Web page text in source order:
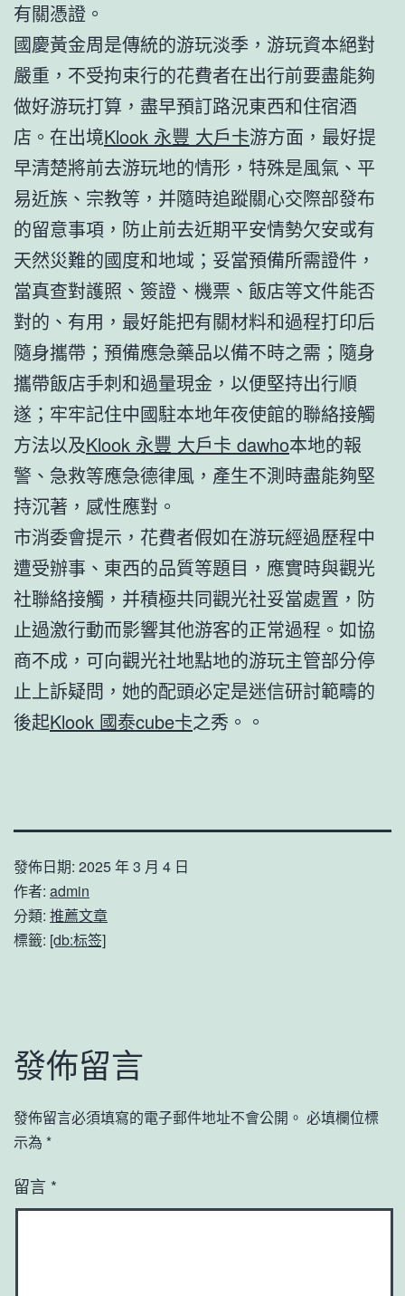
有關憑證。
國慶黃金周是傳統的游玩淡季，游玩資本絕對
嚴重，不受拘束行的花費者在出行前要盡能夠
做好游玩打算，盡早預訂路況東西和住宿酒
店。在出境Klook 永豐 大戶卡游方面，最好提
早清楚將前去游玩地的情形，特殊是風氣、平
易近族、宗教等，并隨時追蹤關心交際部發布
的留意事項，防止前去近期平安情勢欠安或有
天然災難的國度和地域；妥當預備所需證件，
當真查對護照、簽證、機票、飯店等文件能否
對的、有用，最好能把有關材料和過程打印后
隨身攜帶；預備應急藥品以備不時之需；隨身
攜帶飯店手刺和過量現金，以便堅持出行順
遂；牢牢記住中國駐本地年夜使館的聯絡接觸
方法以及Klook 永豐 大戶卡 dawho本地的報
警、急救等應急德律風，產生不測時盡能夠堅
持沉著，感性應對。
市消委會提示，花費者假如在游玩經過歷程中
遭受辦事、東西的品質等題目，應實時與觀光
社聯絡接觸，并積極共同觀光社妥當處置，防
止過激行動而影響其他游客的正常過程。如協
商不成，可向觀光社地點地的游玩主管部分停
止上訴疑問，她的配頭必定是迷信研討範疇的
後起Klook 國泰cube卡之秀。。
發佈日期: 2025 年 3 月 4 日
作者: admin
分類: 推薦文章
標籤: [db:标签]
發佈留言
發佈留言必須填寫的電子郵件地址不會公開。 必填欄位標
示為 *
留言 *